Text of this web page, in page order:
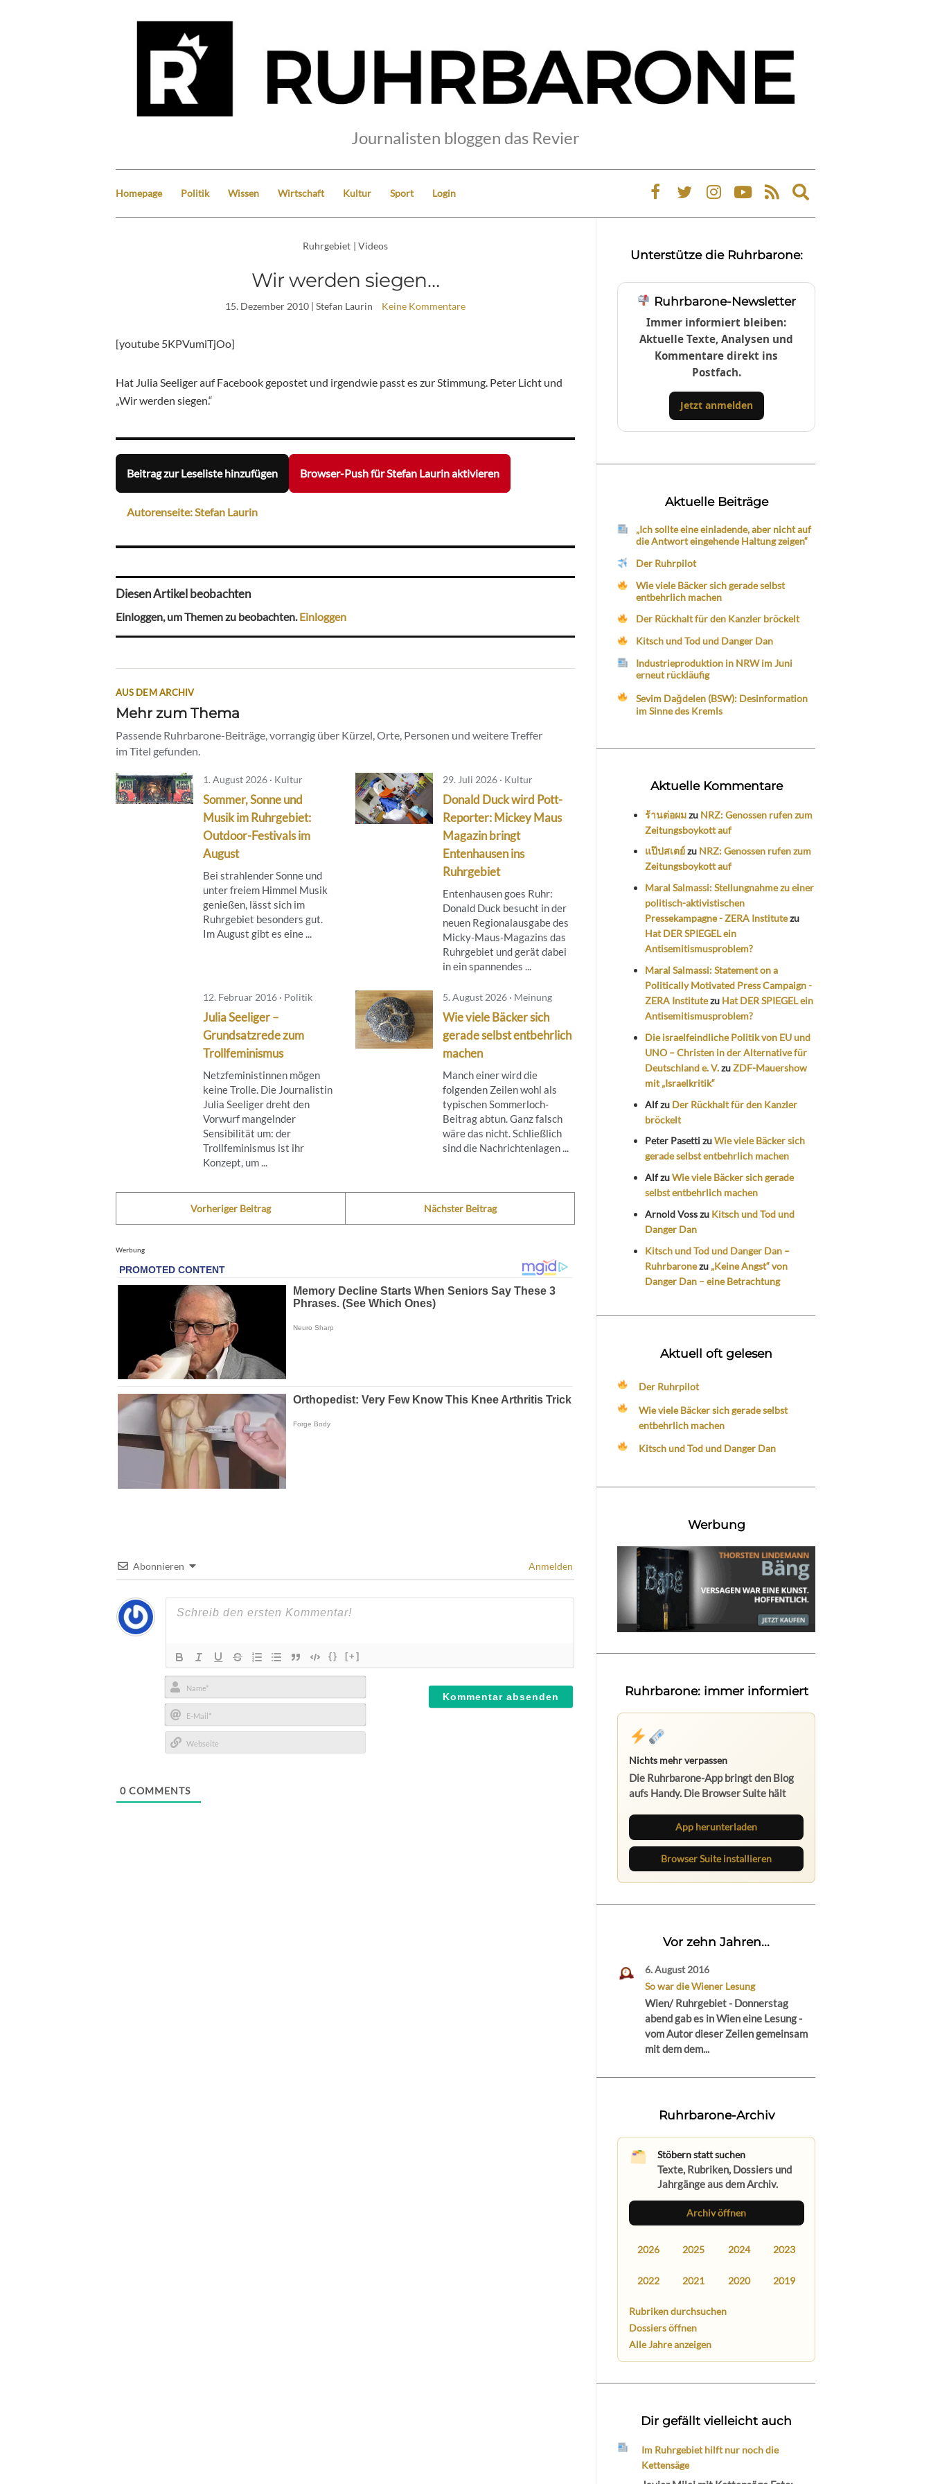
Journalisten bloggen das Revier
Homepage Politik Wissen Wirtschaft Kultur Sport Login
Expand
search
Ruhrgebiet | Videos
Wir werden siegen…
15. Dezember 2010 | Stefan Laurin Keine Kommentare
[youtube 5KPVumiTjOo]
Hat Julia Seeliger auf Facebook gepostet und irgendwie passt es zur Stimmung. Peter Licht und
„Wir werden siegen.“
Beitrag zur Leseliste hinzufügen Browser-Push für Stefan Laurin aktivieren
Autorenseite: Stefan Laurin
Diesen Artikel beobachten
Einloggen, um Themen zu beobachten.Einloggen
AUS DEM ARCHIV
Mehr zum Thema
Passende Ruhrbarone-Beiträge, vorrangig über Kürzel, Orte, Personen und weitere Treffer
im Titel gefunden.
1. August 2026 · Kultur
Sommer, Sonne und
Musik im Ruhrgebiet:
Outdoor-Festivals im
August
Bei strahlender Sonne und
unter freiem Himmel Musik
genießen, lässt sich im
Ruhrgebiet besonders gut.
Im August gibt es eine ...
29. Juli 2026 · Kultur
Donald Duck wird Pott-
Reporter: Mickey Maus
Magazin bringt
Entenhausen ins
Ruhrgebiet
Entenhausen goes Ruhr:
Donald Duck besucht in der
neuen Regionalausgabe des
Micky‑Maus‑Magazins das
Ruhrgebiet und gerät dabei
in ein spannendes ...
12. Februar 2016 · Politik
Julia Seeliger –
Grundsatzrede zum
Trollfeminismus
Netzfeministinnen mögen
keine Trolle. Die Journalistin
Julia Seeliger dreht den
Vorwurf mangelnder
Sensibilität um: der
Trollfeminismus ist ihr
Konzept, um ...
5. August 2026 · Meinung
Wie viele Bäcker sich
gerade selbst entbehrlich
machen
Manch einer wird die
folgenden Zeilen wohl als
typischen Sommerloch-
Beitrag abtun. Ganz falsch
wäre das nicht. Schließlich
sind die Nachrichtenlagen ...
Vorheriger Beitrag Nächster Beitrag
Werbung
Abonnieren Anmelden
{} [+]
Name*
E-
Mail*
0 COMMENTS
Unterstütze die Ruhrbarone:
Ruhrbarone-Newsletter
Immer informiert bleiben:
Aktuelle Texte, Analysen und
Kommentare direkt ins
Postfach.
Jetzt anmelden
Aktuelle Beiträge
„Ich sollte eine einladende, aber nicht auf
die Antwort eingehende Haltung zeigen“
Der Ruhrpilot
Wie viele Bäcker sich gerade selbst
entbehrlich machen
Der Rückhalt für den Kanzler bröckelt
Kitsch und Tod und Danger Dan
Industrieproduktion in NRW im Juni
erneut rückläufig
Sevim Dağdelen (BSW): Desinformation
im Sinne des Kremls
Aktuelle Kommentare
ร้านต่อผมzu NRZ: Genossen rufen zum
Zeitungsboykott auf
แป๊ปสเตย์zu NRZ: Genossen rufen zum
Zeitungsboykott auf
Maral Salmassi: Stellungnahme zu einer
politisch-aktivistischen
Pressekampagne - ZERA Institutezu
Hat DER SPIEGEL ein
Antisemitismusproblem?
Maral Salmassi: Statement on a
Politically Motivated Press Campaign -
ZERA Institutezu Hat DER SPIEGEL ein
Antisemitismusproblem?
Die israelfeindliche Politik von EU und
UNO – Christen in der Alternative für
Deutschland e. V.zuZDF-Mauershow
mit „Israelkritik“
Alfzu Der Rückhalt für den Kanzler
bröckelt
Peter PasettizuWie viele Bäcker sich
gerade selbst entbehrlich machen
AlfzuWie viele Bäcker sich gerade
selbst entbehrlich machen
Arnold Vosszu Kitsch und Tod und
Danger Dan
Kitsch und Tod und Danger Dan –
Ruhrbaronezu „Keine Angst“ von
Danger Dan – eine Betrachtung
Aktuell oft gelesen
Der Ruhrpilot
Wie viele Bäcker sich gerade selbst
entbehrlich machen
Kitsch und Tod und Danger Dan
Werbung
Ruhrbarone: immer informiert
Nichts mehr verpassen
Die Ruhrbarone-App bringt den Blog
aufs Handy. Die Browser Suite hält
App herunterladen
Browser Suite installieren
Vor zehn Jahren...
6. August 2016
So war die Wiener Lesung
Wien/ Ruhrgebiet - Donnerstag
abend gab es in Wien eine Lesung -
vom Autor dieser Zeilen gemeinsam
mit dem dem...
Ruhrbarone-Archiv
Stöbern statt suchen
Texte, Rubriken, Dossiers und
Jahrgänge aus dem Archiv.
Archiv öffnen
2026 2025 2024 2023
2022 2021 2020 2019
Rubriken durchsuchen
Dossiers öffnen
Alle Jahre anzeigen
Dir gefällt vielleicht auch
Im Ruhrgebiet hilft nur noch die
Kettensäge